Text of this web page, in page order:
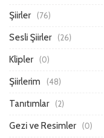
Şiirler (76)
Sesli Şiirler (26)
Klipler (0)
Şiirlerim (48)
Tanıtımlar (2)
Gezi ve Resimler (0)